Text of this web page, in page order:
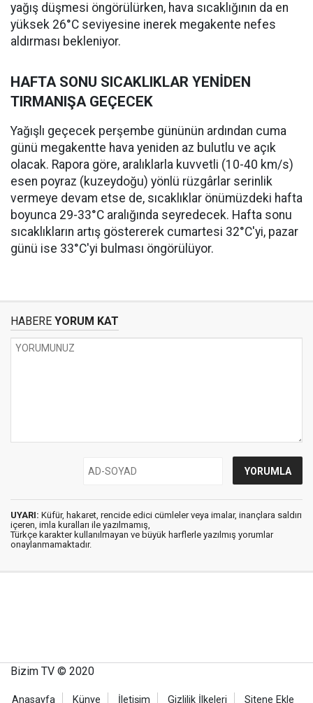
yağış düşmesi öngörülürken, hava sıcaklığının da en
yüksek 26°C seviyesine inerek megakente nefes
aldırması bekleniyor.
HAFTA SONU SICAKLIKLAR YENİDEN
TIRMANIŞA GEÇECEK
Yağışlı geçecek perşembe gününün ardından cuma
günü megakentte hava yeniden az bulutlu ve açık
olacak. Rapora göre, aralıklarla kuvvetli (10-40 km/s)
esen poyraz (kuzeydoğu) yönlü rüzgârlar serinlik
vermeye devam etse de, sıcaklıklar önümüzdeki hafta
boyunca 29-33°C aralığında seyredecek. Hafta sonu
sıcaklıkların artış göstererek cumartesi 32°C'yi, pazar
günü ise 33°C'yi bulması öngörülüyor.
HABERE YORUM KAT
UYARI: Küfür, hakaret, rencide edici cümleler veya imalar, inançlara saldırı
içeren, imla kuralları ile yazılmamış,
Türkçe karakter kullanılmayan ve büyük harflerle yazılmış yorumlar
onaylanmamaktadır.
Bizim TV © 2020
Anasayfa Künye İletişim Gizlilik İlkeleri Sitene Ekle